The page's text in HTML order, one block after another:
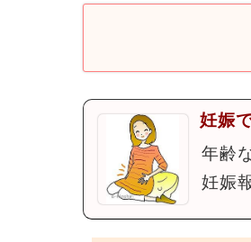
妊娠
年齢
妊娠